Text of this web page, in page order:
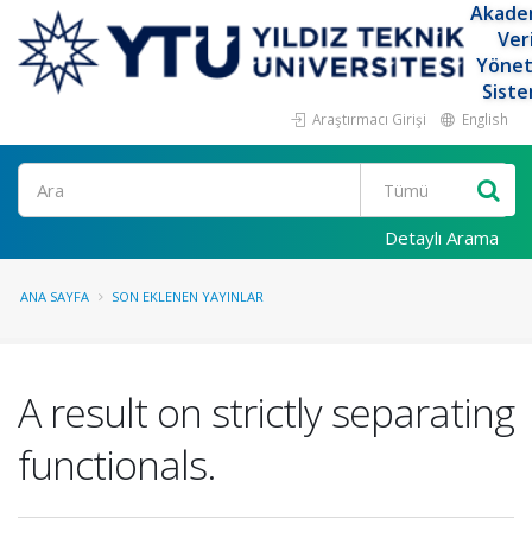
Araştırmacı Girişi English
Ara
Detaylı Arama
ANA SAYFA SON EKLENEN YAYINLAR
A result on strictly separating
functionals.